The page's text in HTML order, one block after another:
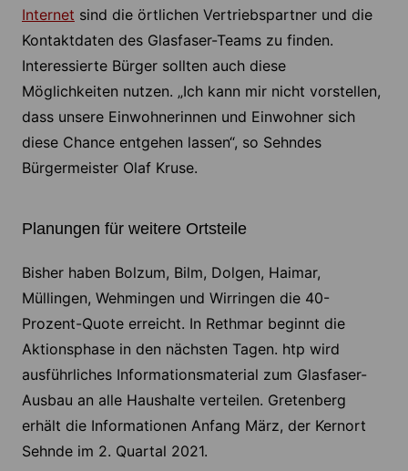
Internet sind die örtlichen Vertriebspartner und die
Kontaktdaten des Glasfaser-Teams zu finden.
Interessierte Bürger sollten auch diese
Möglichkeiten nutzen. „Ich kann mir nicht vorstellen,
dass unsere Einwohnerinnen und Einwohner sich
diese Chance entgehen lassen“, so Sehndes
Bürgermeister Olaf Kruse.
Planungen für weitere Ortsteile
Bisher haben Bolzum, Bilm, Dolgen, Haimar,
Müllingen, Wehmingen und Wirringen die 40-
Prozent-Quote erreicht. In Rethmar beginnt die
Aktionsphase in den nächsten Tagen. htp wird
ausführliches Informationsmaterial zum Glasfaser-
Ausbau an alle Haushalte verteilen. Gretenberg
erhält die Informationen Anfang März, der Kernort
Sehnde im 2. Quartal 2021.